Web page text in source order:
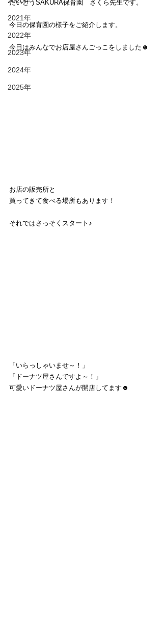
2021年
2022年
2023年
2024年
2025年
だいとうSAKURA保育園　さくら先生です。
今日の保育園の様子をご紹介します。
今日はみんなでお店屋さんごっこをしました☻
お店の販売所と
買ってきて食べる場所もあります！
それではさっそくスタート♪
「いらっしゃいませ～！」
「ドーナツ屋さんですよ～！」
可愛いドーナツ屋さんが開店してます☻